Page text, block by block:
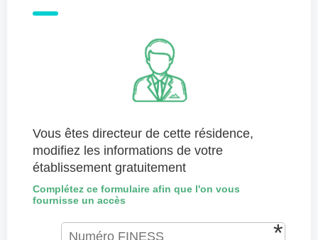
Vous êtes directeur de cette résidence,
modifiez les informations de votre
établissement gratuitement
Complétez ce formulaire afin que l'on vous
fournisse un accès